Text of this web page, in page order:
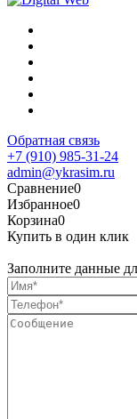
Обратная связь
+7 (910) 985-31-24
admin@ykrasim.ru
Сравнение0
Избранное0
Корзина0
Купить в один клик
Заполните данные